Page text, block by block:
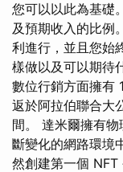
您可以以此為基礎
及預期收入的比例
利進行，並且您始
樣做以及可以期待
數位行銷方面擁有
返於阿拉伯聯合大
間。 達米爾擁有
斷變化的網路環境
然創建第一個 NFT